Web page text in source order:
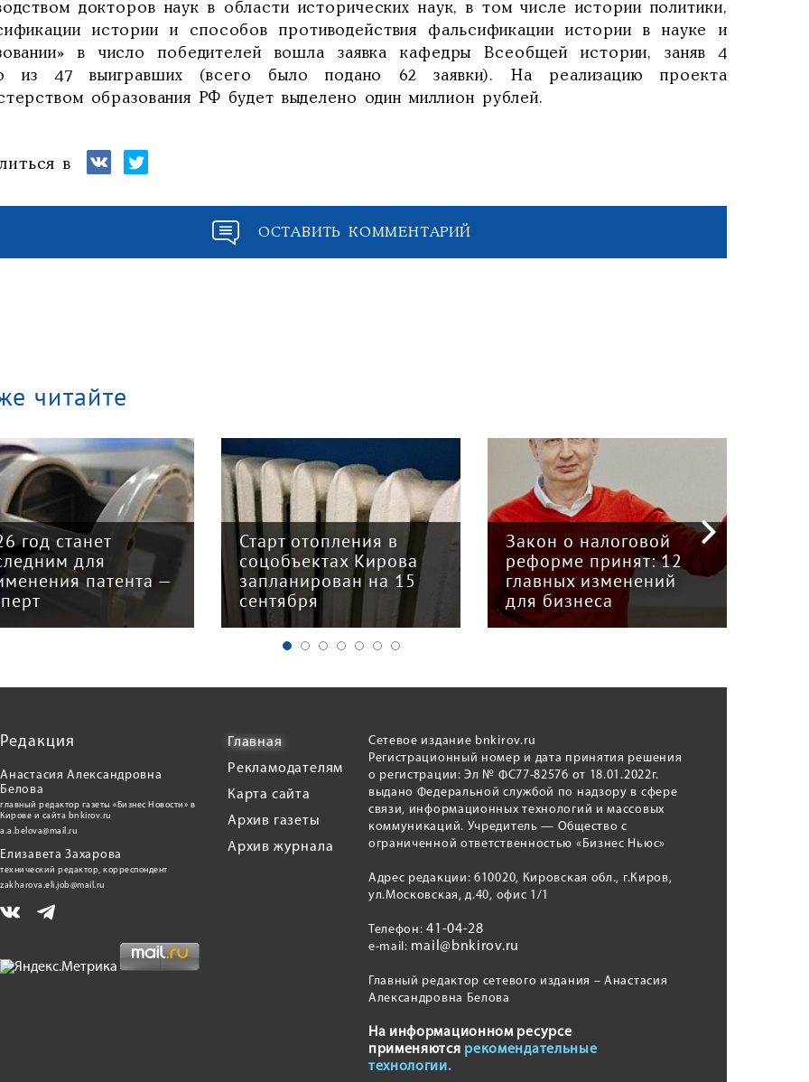
докторов наук в области исторических наук, в том числе истории политики,
истории и способов противодействия фальсификации истории в науке и
в число победителей вошла заявка кафедры Всеобщей истории, заняв 4
из 47 выигравших (всего было подано 62 заявки). На реализацию проекта
образования РФ будет выделено один миллион рублей.
в
ОСТАВИТЬ КОММЕНТАРИЙ
читайте
год станет
для
патента —
Старт отопления в
соцобъектах Кирова
запланирован на 15
сентября
Закон о налоговой
реформе принят: 12
главных изменений
для бизнеса
Редакция
Анастасия Александровна
Белова
главный редактор газеты «Бизнес Новости» в
Кирове и сайта bnkirov.ru
a.a.belova@mail.ru
Елизавета Захарова
технический редактор, корреспондент
zakharova.eli.job@mail.ru
Главная
Рекламодателям
Карта сайта
Архив газеты
Архив журнала
Сетевое издание bnkirov.ru
Регистрационный номер и дата принятия решения
о регистрации: Эл № ФС77-82576 от 18.01.2022г.
выдано Федеральной службой по надзору в сфере
связи, информационных технологий и массовых
коммуникаций. Учредитель — Общество с
ограниченной ответственностью «Бизнес Ньюс»
Адрес редакции: 610020, Кировская обл., г.Киров,
ул.Московская, д.40, офис 1/1
Телефон:41-04-28
e-mail: mail@bnkirov.ru
Главный редактор сетевого издания – Анастасия
Александровна Белова
На информационном ресурсе
применяются рекомендательные
технологии.